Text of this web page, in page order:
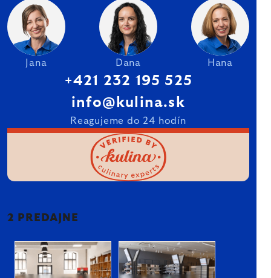
Jana Dana Hana
+421 232 195 525
info@kulina.sk
Reagujeme do 24 hodín
2 PREDAJNE